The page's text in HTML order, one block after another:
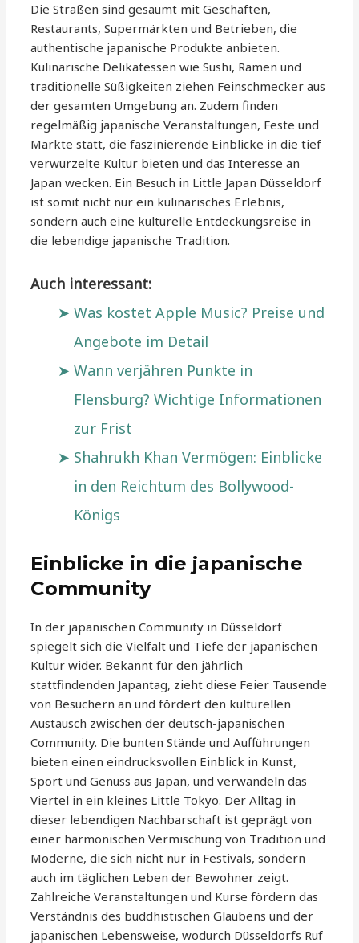
Die Straßen sind gesäumt mit Geschäften,
Restaurants, Supermärkten und Betrieben, die
authentische japanische Produkte anbieten.
Kulinarische Delikatessen wie Sushi, Ramen und
traditionelle Süßigkeiten ziehen Feinschmecker aus
der gesamten Umgebung an. Zudem finden
regelmäßig japanische Veranstaltungen, Feste und
Märkte statt, die faszinierende Einblicke in die tief
verwurzelte Kultur bieten und das Interesse an
Japan wecken. Ein Besuch in Little Japan Düsseldorf
ist somit nicht nur ein kulinarisches Erlebnis,
sondern auch eine kulturelle Entdeckungsreise in
die lebendige japanische Tradition.
Auch interessant:
Was kostet Apple Music? Preise und
Angebote im Detail
Wann verjähren Punkte in
Flensburg? Wichtige Informationen
zur Frist
Shahrukh Khan Vermögen: Einblicke
in den Reichtum des Bollywood-
Königs
Einblicke in die japanische
Community
In der japanischen Community in Düsseldorf
spiegelt sich die Vielfalt und Tiefe der japanischen
Kultur wider. Bekannt für den jährlich
stattfindenden Japantag, zieht diese Feier Tausende
von Besuchern an und fördert den kulturellen
Austausch zwischen der deutsch-japanischen
Community. Die bunten Stände und Aufführungen
bieten einen eindrucksvollen Einblick in Kunst,
Sport und Genuss aus Japan, und verwandeln das
Viertel in ein kleines Little Tokyo. Der Alltag in
dieser lebendigen Nachbarschaft ist geprägt von
einer harmonischen Vermischung von Tradition und
Moderne, die sich nicht nur in Festivals, sondern
auch im täglichen Leben der Bewohner zeigt.
Zahlreiche Veranstaltungen und Kurse fördern das
Verständnis des buddhistischen Glaubens und der
japanischen Lebensweise, wodurch Düsseldorfs Ruf